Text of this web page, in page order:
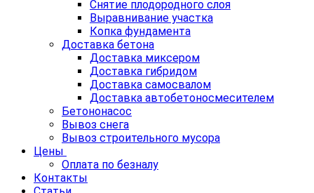
Снятие плодородного слоя
Выравнивание участка
Копка фундамента
Доставка бетона
Доставка миксером
Доставка гибридом
Доставка самосвалом
Доставка автобетоносмесителем
Бетононасос
Вывоз снега
Вывоз строительного мусора
Цены
Оплата по безналу
Контакты